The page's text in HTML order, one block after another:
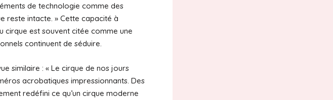
de technologie comme des
reste intacte. » Cette capacité à
cirque est souvent citée comme une
continuent de séduire.
similaire : « Le cirque de nos jours
acrobatiques impressionnants. Des
redéfini ce qu’un cirque moderne